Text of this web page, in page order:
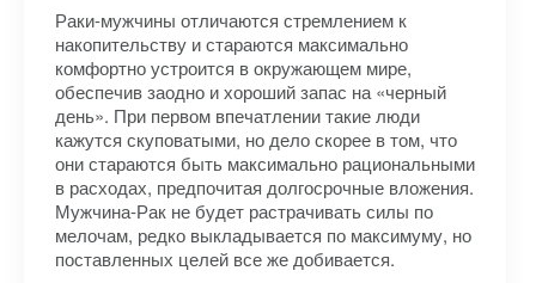
Раки-мужчины отличаются стремлением к
накопительству и стараются максимально
комфортно устроится в окружающем мире,
обеспечив заодно и хороший запас на «черный
день». При первом впечатлении такие люди
кажутся скуповатыми, но дело скорее в том, что
они стараются быть максимально рациональными
в расходах, предпочитая долгосрочные вложения.
Мужчина-Рак не будет растрачивать силы по
мелочам, редко выкладывается по максимуму, но
поставленных целей все же добивается.